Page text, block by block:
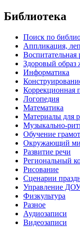
Библиотека
Поиск по
Аппликация,
Воспитательная
Здоровый образ
Информатика
Коррекционная
Логопедия
Математика
Материалы для
Музыкально-
Обучение
Окружающий
Развитие речи
Региональный
Рисование
Сценарии
Управление
Физкультура
Разное
Аудиозаписи
Видеозаписи